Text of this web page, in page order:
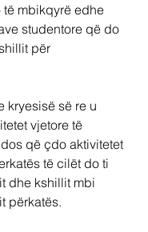
mbikqyrë edhe
studentore që do
për
kryesisë së re u
vjetore të
që çdo aktivitetet
të cilët do ti
dhe kshillit mbi
përkatës.